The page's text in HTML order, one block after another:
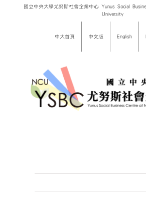
國立中央大學尤努斯社會企業中心 Yunus Social
University
中大首頁 中文版 English